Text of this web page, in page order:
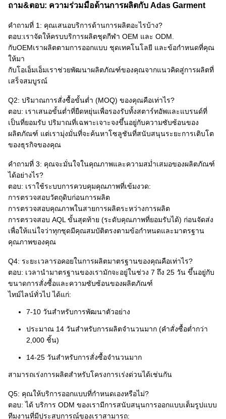
ถาม&ตอบ: ความร่วมมือด้านการผลิตกับ Adas Garment
คำถามที่ 1: คุณเสนอบริการด้านการผลิตอะไรบ้าง?
ตอบ:เราจัดให้ครบบริการผลิตชุดกีฬา OEM และ ODM
กับOEMเราผลิตตามการออกแบบ ชุดเทคโนโลยี และข้อกำหนดที่คุณ
ให้มา
กับโอเอ็มเอ็มเราช่วยพัฒนาผลิตภัณฑ์ของคุณจากแนวคิดสู่การผลิตที่
เสร็จสมบูรณ์
Q2: ปริมาณการสั่งซื้อขั้นต่ำ (MOQ) ของคุณคือเท่าไร?
ตอบ: เราเสนอขั้นต่ำที่ยืดหยุ่นเพื่อรองรับทั้งสตาร์ทอัพและแบรนด์ที่
เป็นที่ยอมรับ ปริมาณที่เฉพาะเจาะจงขึ้นอยู่กับความซับซ้อนของ
ผลิตภัณฑ์ แต่เรามุ่งมั่นที่จะค้นหาโซลูชันที่สนับสนุนระยะการเติบโต
ของธุรกิจของคุณ
คำถามที่ 3: คุณจะมั่นใจในคุณภาพและความสม่ำเสมอของผลิตภัณฑ์
ได้อย่างไร?​
ตอบ: เราใช้ระบบการควบคุมคุณภาพที่เข้มงวด:
การตรวจสอบวัตถุดิบก่อนการผลิต
การตรวจสอบคุณภาพในสายการผลิตระหว่างการผลิต
การตรวจสอบ AQL ขั้นสุดท้าย (ระดับคุณภาพที่ยอมรับได้) ก่อนจัดส่ง
เพื่อให้แน่ใจว่าทุกชุดมีคุณสมบัติตรงตามข้อกำหนดและมาตรฐาน
คุณภาพของคุณ
Q4: ระยะเวลารอคอยในการผลิตมาตรฐานของคุณคือเท่าไร?
ตอบ: เวลานำมาตรฐานของเรามักจะอยู่ในช่วง 7 ถึง 25 วัน ขึ้นอยู่กับ
ขนาดการสั่งซื้อและความซับซ้อนของผลิตภัณฑ์
ไทม์ไลน์ทั่วไป ได้แก่:
7-10 วันสำหรับการพัฒนาตัวอย่าง
ประมาณ 14 วันสำหรับการผลิตจำนวนมาก (คำสั่งซื้อต่ำกว่า
2,000 ชิ้น)
14-25 วันสำหรับการสั่งซื้อจำนวนมาก
สามารถเร่งการผลิตสำหรับโครงการเร่งด่วนได้เช่นกัน
Q5: คุณให้บริการออกแบบที่กำหนดเองหรือไม่?
ตอบ: ได้ บริการ ODM ของเรามีการสนับสนุนการออกแบบเต็มรูปแบบ
ทีมงานที่มีประสบการณ์ของเราสามารถ: